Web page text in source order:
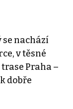
nachází
v těsné
Praha –
dobře